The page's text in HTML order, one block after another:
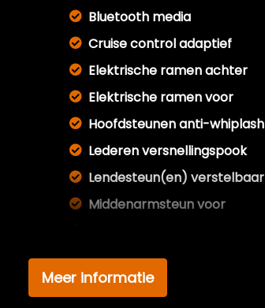
Bluetooth media
Cruise control adaptief
Elektrische ramen achter
Elektrische ramen voor
Hoofdsteunen anti-whiplash
Lederen versnellingspook
Lendesteun(en) verstelbaar
Middenarmsteun voor
Sfeerverlichting
Sportstoelen
Meer informatie